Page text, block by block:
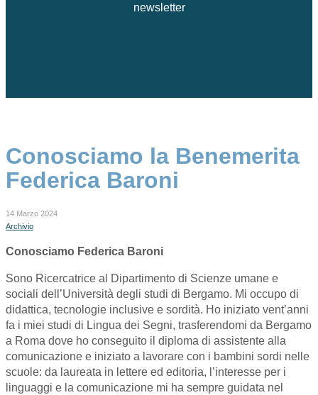
newsletter
Conosciamo la Benemerita
Federica Baroni
14 Marzo 2024
Archivio
Conosciamo Federica Baroni
Sono Ricercatrice al Dipartimento di Scienze umane e
sociali dell’Università degli studi di Bergamo. Mi occupo di
didattica, tecnologie inclusive e sordità. Ho iniziato vent’anni
fa i miei studi di Lingua dei Segni, trasferendomi da Bergamo
a Roma dove ho conseguito il diploma di assistente alla
comunicazione e iniziato a lavorare con i bambini sordi nelle
scuole: da laureata in lettere ed editoria, l’interesse per i
linguaggi e la comunicazione mi ha sempre guidata nel